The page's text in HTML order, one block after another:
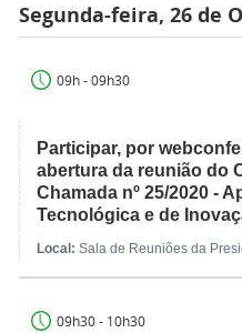
Segunda-feira, 26 de
09h - 09h30
Participar, por
abertura da reunião do
Chamada nº 25/2020 -
Tecnológica e de
Local: Sala de Reuniões da
09h30 - 10h30